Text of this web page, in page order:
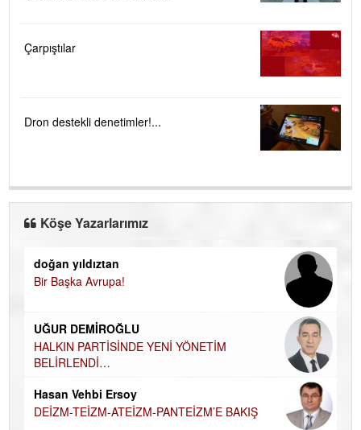
Çarpıştılar
Dron destekli denetimler!...
Köşe Yazarlarımız
doğan yıldıztan
Bir Başka Avrupa!
UĞUR DEMİROĞLU
HALKIN PARTİSİNDE YENİ YÖNETİM
BELİRLENDİ…
Hasan Vehbi Ersoy
DEİZM-TEİZM-ATEİZM-PANTEİZM’E BAKIŞ